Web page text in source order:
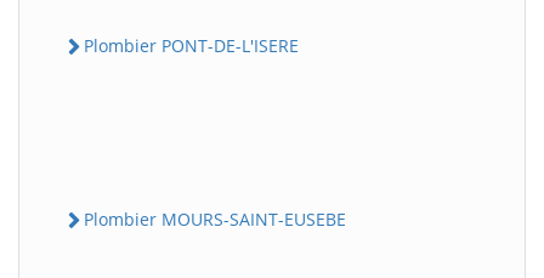
Plombier PONT-DE-L'ISERE
Plombier MOURS-SAINT-EUSEBE